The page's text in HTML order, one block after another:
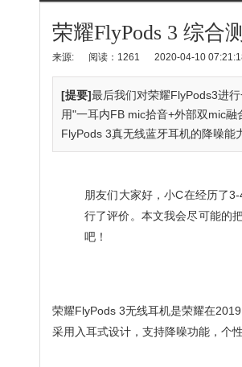
荣耀FlyPods 3 综合
来源: 阅读：1261 2020-04-10
[提要]最后我们对荣耀FlyPods3进
用"一耳内FB mic拾音+外部双mic
FlyPods 3真无线蓝牙耳机的降噪能
朋友们大家好，小C在经历了
行了评价。本文我会尽可能的
吧！
荣耀FlyPods 3无线耳机是荣耀在
采用入耳式设计，支持降噪功能，个